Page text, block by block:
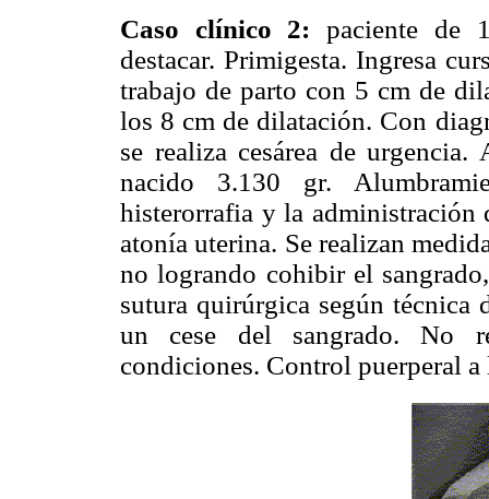
Caso clínico 2: paciente de
destacar. Primigesta. Ingresa
trabajo de parto con 5 cm de
los 8 cm de dilatación. Con
se realiza cesárea de
nacido 3.130 gr.
histerorrafia y la administración
atonía uterina. Se realizan
no logrando cohibir el
sutura quirúrgica según
un cese del sangrado. No
condiciones. Control puerperal